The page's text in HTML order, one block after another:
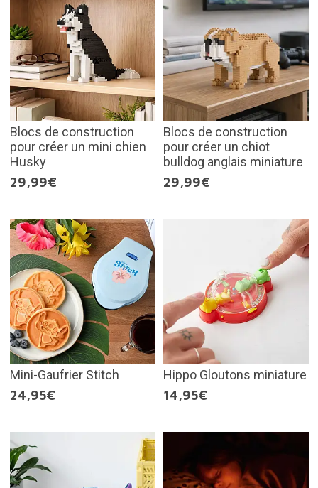
Blocs de construction
pour créer un mini chien
Husky
29,99€
Blocs de construction
pour créer un chiot
bulldog anglais miniature
29,99€
Mini-Gaufrier Stitch
24,95€
Hippo Gloutons miniature
14,95€